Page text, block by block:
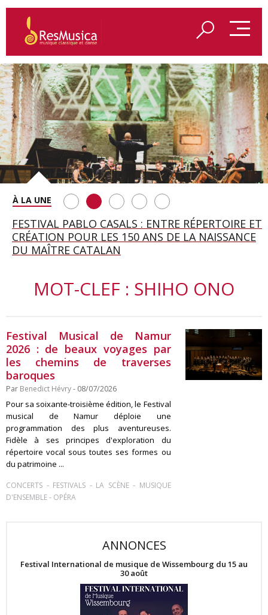
SAINT FRANÇOIS D’ASSISE À SALZBOURG, UNE
SOIRÉE IMMENSE PORTÉE PAR ROMEO
CASTELLUCCI ET MAXIME PASCAL
FESTIVAL PABLO CASALS : ENTRE RÉPERTOIRE ET
CRÉATION POUR LES 150 ANS DE LA NAISSANCE
DU MAÎTRE CATALAN
A BAYREUTH, LE 150E ANNIVERSAIRE DU RING
WAGNÉRIEN GÉNÉRÉ PAR L’IA
BETSY JOLAS FÊTE SON CENTIÈME
ANNIVERSAIRE
GEORGE BENJAMIN : « MES PARENTS AVAIENT
CETTE EXIGENCE DE L’OBJET CISELÉ »
MOT-CLEF : SHIHO ONO
Festival Musical de Namur
2026 : de beaux voyages par
les chemins de traverses
baroques
Par Benedict Hévry- 08/07/2026
Pour sa soixante-troisième édition, le Festival
musical de Namur déploie une
programmation des plus aventureuses.
Fidèle à ses principes d'exploration du
répertoire vocal sous toutes ses formes ou
du patrimoine ...
CONCERTS - FESTIVALS - LA SCÈNE- MUSIQUE
D'ENSEMBLE- OPÉRA
ANNONCES
Festival International de musique de Wissembourg du 15 au
30 août